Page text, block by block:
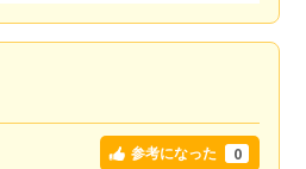
参考になった 0